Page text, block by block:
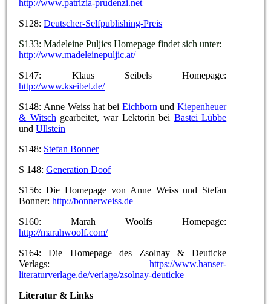
http://www.patrizia-prudenzi.net
S128:Deutscher-Selfpublishing-Preis
S133: Madeleine Puljics Homepage findet sich unter:
http://www.madeleinepuljic.at/
S147: Klaus Seibels Homepage:
http://www.kseibel.de/
S148: Anne Weiss hat bei Eichborn undKiepenheuer
& Witsch gearbeitet, war Lektorin bei Bastei Lübbe
und Ullstein
S148: Stefan Bonner
S 148: Generation Doof
S156: Die Homepage von Anne Weiss und Stefan
Bonner:http://bonnerweiss.de
S160: Marah Woolfs Homepage:
http://marahwoolf.com/
S164: Die Homepage des Zsolnay & Deuticke
Verlags:https://www.hanser-
literaturverlage.de/verlage/zsolnay-deuticke
Literatur & Links